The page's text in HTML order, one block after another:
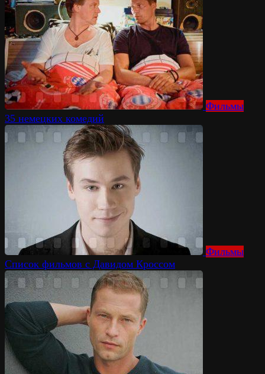
Фильмы
35 немецких комедий
Фильмы
Список фильмов с Давидом Кроссом